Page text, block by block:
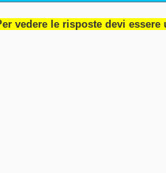
vedere le risposte devi